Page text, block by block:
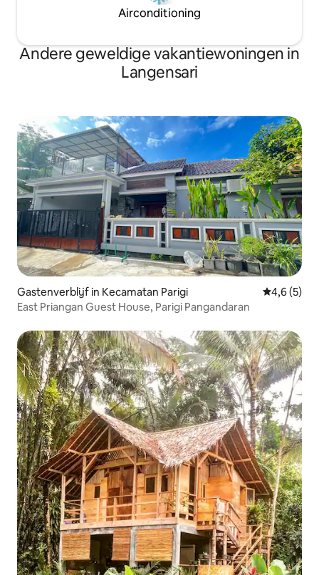
Airconditioning
Andere geweldige vakantiewoningen in
Langensari
Gastenverblijf in Kecamatan Parigi
4,6 (5)
East Priangan Guest House, Parigi Pangandaran